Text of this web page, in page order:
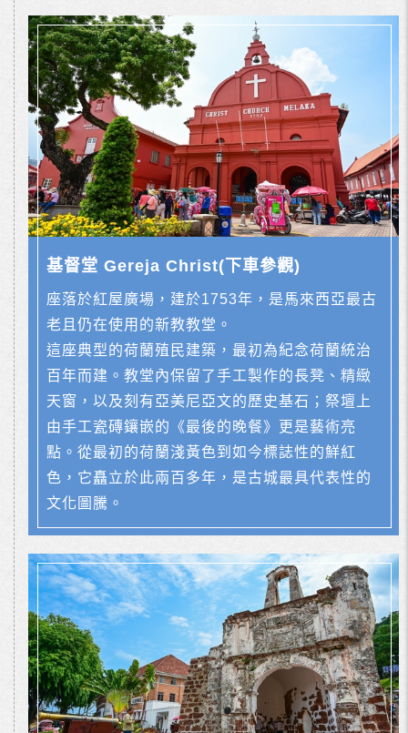
基督堂 Gereja Christ(下車參觀)
座落於紅屋廣場，建於1753年，是馬來西亞最古
老且仍在使用的新教教堂。
這座典型的荷蘭殖民建築，最初為紀念荷蘭統治
百年而建。教堂內保留了手工製作的長凳、精緻
天窗，以及刻有亞美尼亞文的歷史基石；祭壇上
由手工瓷磚鑲嵌的《最後的晚餐》更是藝術亮
點。從最初的荷蘭淺黃色到如今標誌性的鮮紅
色，它矗立於此兩百多年，是古城最具代表性的
文化圖騰。